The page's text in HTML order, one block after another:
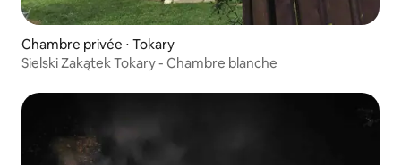
Chambre privée ⋅ Tokary
Sielski Zakątek Tokary - Chambre blanche